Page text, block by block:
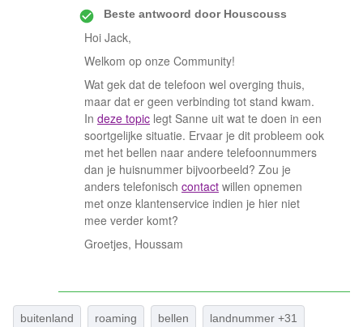
Beste antwoord doorHouscouss
Hoi Jack,
Welkom op onze Community!
Wat gek dat de telefoon wel overging thuis,
maar dat er geen verbinding tot stand kwam.
In deze topic legt Sanne uit wat te doen in een
soortgelijke situatie. Ervaar je dit probleem ook
met het bellen naar andere telefoonnummers
dan je huisnummer bijvoorbeeld? Zou je
anders telefonisch contact willen opnemen
met onze klantenservice indien je hier niet
mee verder komt?
Groetjes, Houssam
buitenland roaming bellen landnummer +31